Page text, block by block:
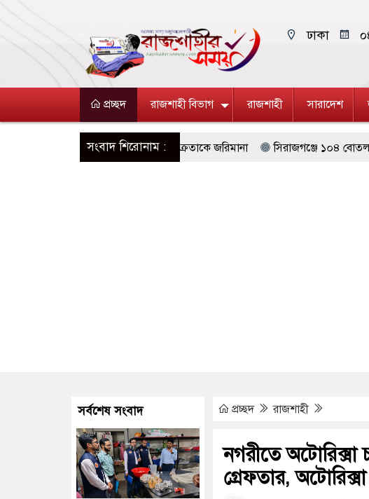
ঢাকা
প্রচ্ছদ রাজশাহী বিভাগ রাজশাহী সারাদেশ
সংবাদ শিরোনাম :
দই, মিষ্টি ও ঘি বিক্রেতাকে জরিমানা সিরাজগঞ্জে ১০৪ বোতল স্ক্যাফসহ নারী
গড়ে মেসির জোড়া গোল, বড় জয় ইন্টার মায়ামির
জন্য আন্তর্জাতিক মানের জাতীয় প্যারা প্রতিযোগিতা আয়োজন করবে সরকার
প্রচ্ছদ রাজশাহী
নগরীতে
গ্রেফতার,
সর্বশেষ সংবাদ